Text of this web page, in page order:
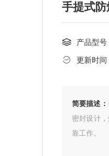
手提式
产品型号
更新时间
简要描述：
密封设计
靠工作。